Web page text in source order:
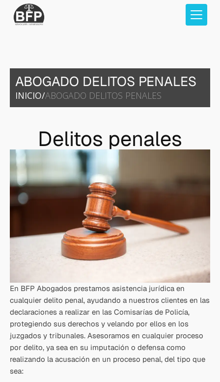
ABOGADO DELITOS PENALES
INICIO/ABOGADO DELITOS PENALES
Delitos penales
En BFP Abogados prestamos asistencia jurídica en
cualquier delito penal, ayudando a nuestros clientes en las
declaraciones a realizar en las Comisarías de Policía,
protegiendo sus derechos y velando por ellos en los
juzgados y tribunales. Asesoramos en cualquier proceso
por delito, ya sea en su imputación o defensa como
realizando la acusación en un proceso penal, del tipo que
sea: